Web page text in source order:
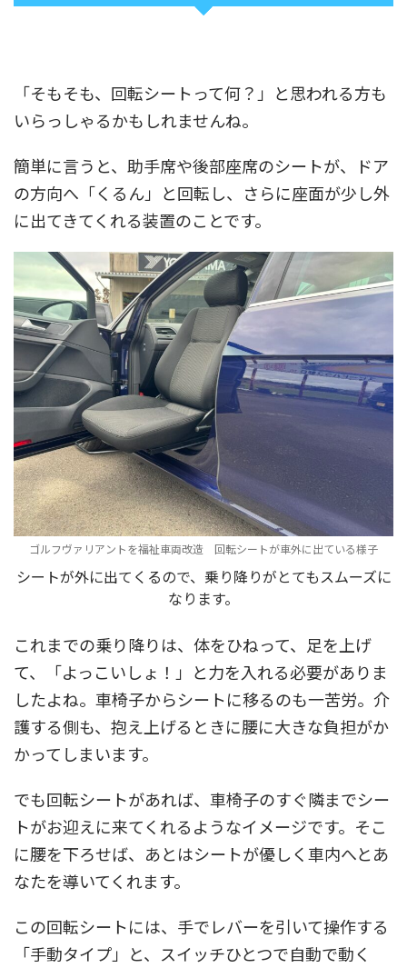
「そもそも、回転シートって何？」と思われる方も
いらっしゃるかもしれませんね。
簡単に言うと、助手席や後部座席のシートが、ドア
の方向へ「くるん」と回転し、さらに座面が少し外
に出てきてくれる装置のことです。
ゴルフヴァリアントを福祉車両改造 回転シートが車外に出ている様子
シートが外に出てくるので、乗り降りがとてもスムーズに
なります。
これまでの乗り降りは、体をひねって、足を上げ
て、「よっこいしょ！」と力を入れる必要がありま
したよね。車椅子からシートに移るのも一苦労。介
護する側も、抱え上げるときに腰に大きな負担がか
かってしまいます。
でも回転シートがあれば、車椅子のすぐ隣までシー
トがお迎えに来てくれるようなイメージです。そこ
に腰を下ろせば、あとはシートが優しく車内へとあ
なたを導いてくれます。
この回転シートには、手でレバーを引いて操作する
「手動タイプ」と、スイッチひとつで自動で動く